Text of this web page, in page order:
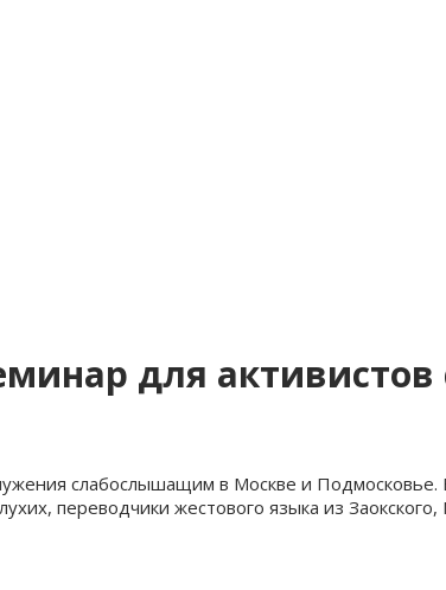
для активистов
слабослышащим в Москве и Подмосковье.
переводчики жестового языка из